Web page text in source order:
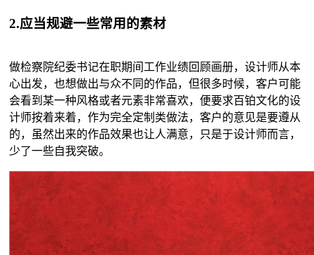
2.应当规避一些常用的素材
做检察院纪委书记在职期间工作业绩回顾画册，设计师从本
心出发，也想做出与众不同的作品，但很多时候，客户可能
会看到某一种风格或者元素非常喜欢，便要求百铂文化的设
计师按着来着，作为完全定制类做法，客户的意见是要遵从
的，虽然出来的作品效果也让人满意，只是于设计师而言，
少了一些自我突破。